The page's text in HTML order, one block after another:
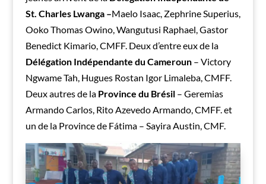
St. Charles Lwanga –Maelo Isaac, Zephrine Superius,
Ooko Thomas Owino, Wangutusi Raphael, Gastor
Benedict Kimario, CMFF. Deux d’entre eux de la
Délégation Indépendante du Cameroun – Victory
Ngwame Tah, Hugues Rostan Igor Limaleba, CMFF.
Deux autres de la Province du Brésil – Geremias
Armando Carlos, Rito Azevedo Armando, CMFF. et
un de la Province de Fátima – Sayira Austin, CMF.